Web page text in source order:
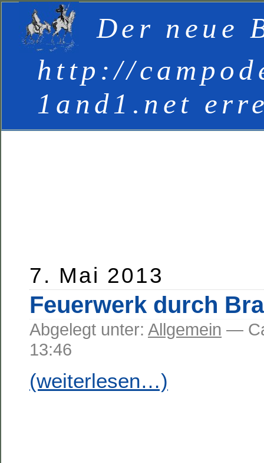
Der neue
http://
1and1.net
7. Mai 2013
Feuerwerk durch
Abgelegt unter: Allgemein —
13:46
(weiterlesen…)